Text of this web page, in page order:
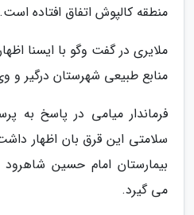
منطقه کالپوش اتفاق افتاده است.
ملایری در گفت وگو با ایسنا
منابع طبیعی شهرستان درگیر و
فرماندار میامی در پاسخ به
سلامتی این قرق بان اظهار
بیمارستان امام حسین
می گیرد.